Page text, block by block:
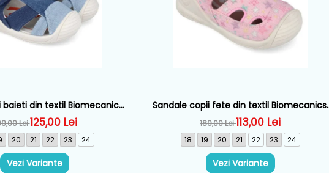
baieti din textil Biomecanics,
- 262186-A008
Lei125,00 Lei
20 21 22 23 24
Vezi Variante
Sandale copii fete din textil Biomecanics,
Roz - 262177-A032
189,00 Lei113,00 Lei
18 19 20 21 22 23 24
Vezi Variante